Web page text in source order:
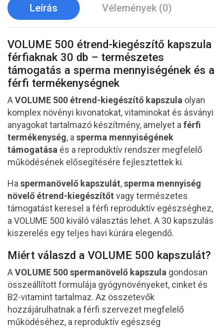
Leírás Vélemények (0)
VOLUME 500 étrend-kiegészítő kapszula
férfiaknak 30 db – természetes
támogatás a sperma mennyiségének és a
férfi termékenységnek
AVOLUME 500 étrend-kiegészítő kapszula olyan
komplex növényi kivonatokat, vitaminokat és ásványi
anyagokat tartalmazó készítmény, amelyet a férfi
termékenység, a sperma mennyiségének
támogatása és a reproduktív rendszer megfelelő
működésének elősegítésére fejlesztettek ki.
Haspermanövelő kapszulát,sperma mennyiség
növelő étrend-kiegészítőt vagy természetes
támogatást keresel a férfi reproduktív egészséghez,
a VOLUME 500 kiváló választás lehet. A 30 kapszulás
kiszerelés egy teljes havi kúrára elegendő.
Miért válaszd a VOLUME 500 kapszulát?
AVOLUME 500 spermanövelő kapszula gondosan
összeállított formulája gyógynövényeket, cinket és
B2-vitamint tartalmaz. Az összetevők
hozzájárulhatnak a férfi szervezet megfelelő
működéséhez, a reproduktív egészség